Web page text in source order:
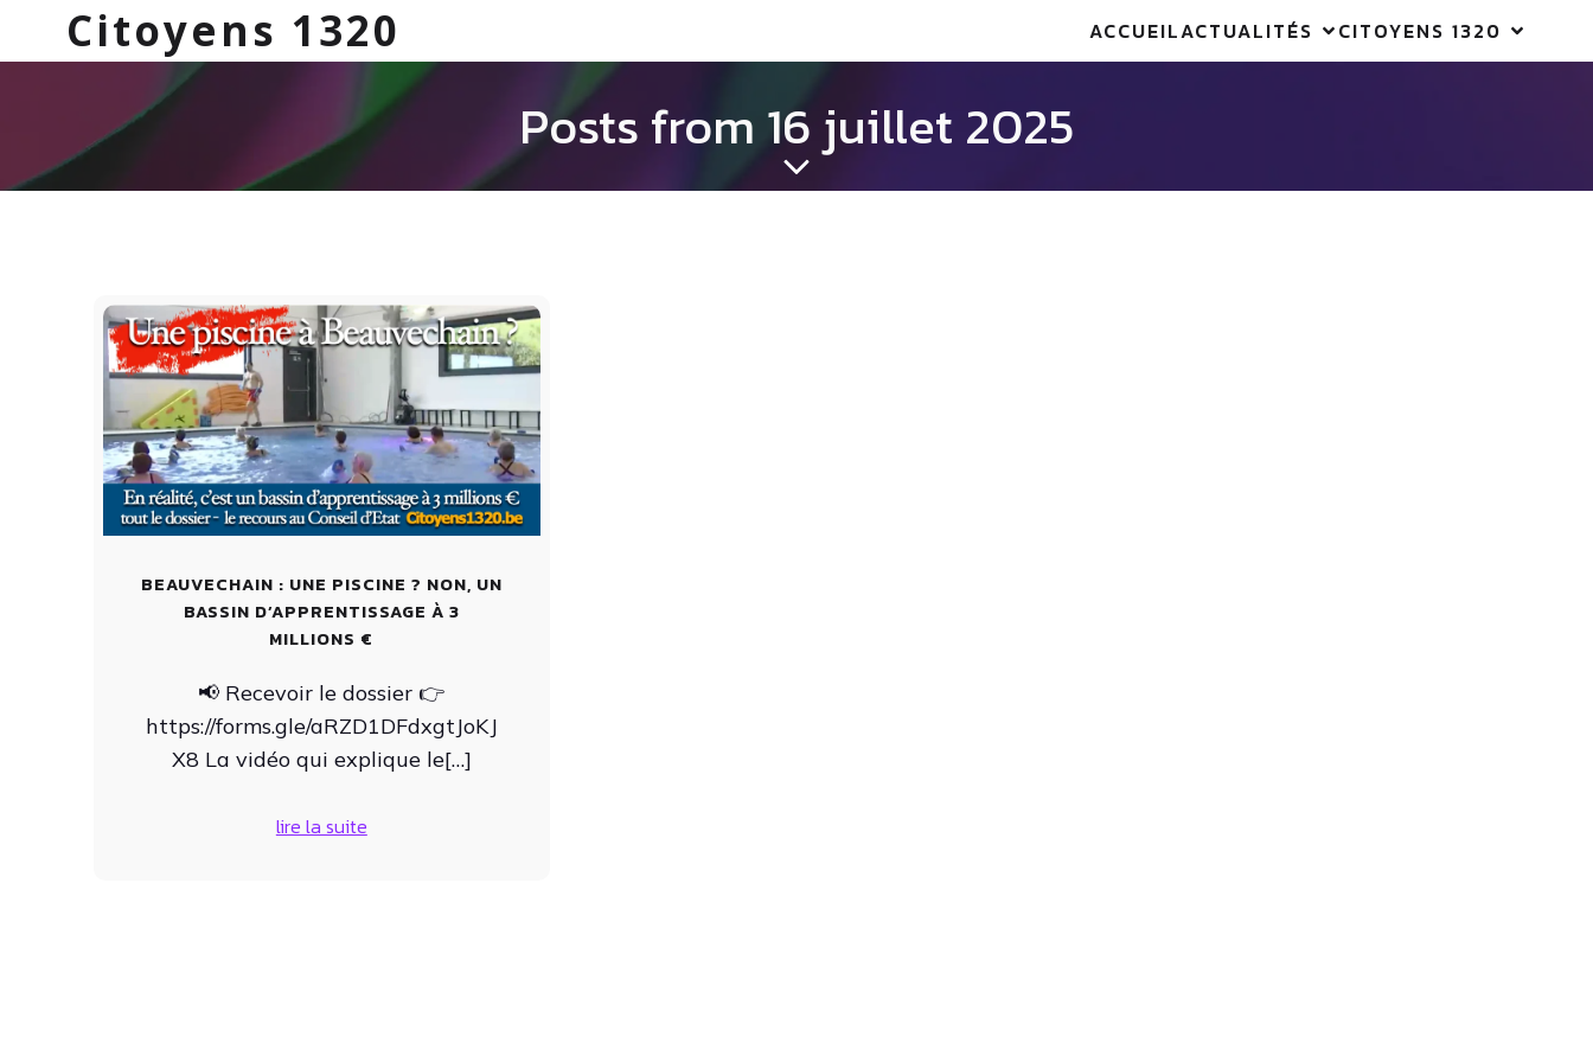
Citoyens 1320 ACCUEILACTUALITÉS CITOYENS 1320
Posts from 16 juillet 2025
BEAUVECHAIN : UNE PISCINE ? NON, UN
BASSIN D’APPRENTISSAGE À 3
MILLIONS €
📢 Recevoir le dossier 👉
https://forms.gle/aRZD1DFdxgtJoKJ
X8 La vidéo qui explique le[…]
lire la suite